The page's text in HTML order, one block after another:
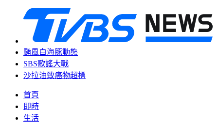
颱風白海豚動態
SBS歌謠大戰
沙拉油致癌物超標
首頁
即時
生活